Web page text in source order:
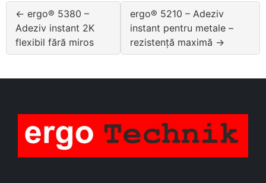
← ergo® 5380 –
Adeziv instant 2K
flexibil fără miros
ergo® 5210 – Adeziv
instant pentru metale –
rezistență maximă →